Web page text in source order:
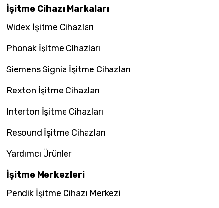
İşitme Cihazı Markaları
Widex İşitme Cihazları
Phonak İşitme Cihazları
Siemens Signia İşitme Cihazları
Rexton İşitme Cihazları
Interton İşitme Cihazları
Resound İşitme Cihazları
Yardımcı Ürünler
İşitme Merkezleri
Pendik İşitme Cihazı Merkezi